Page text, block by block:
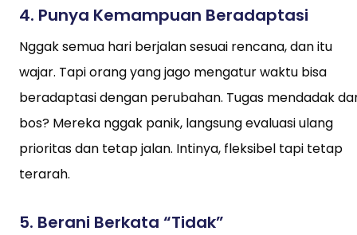
4. Punya Kemampuan Beradaptasi
Nggak semua hari berjalan sesuai rencana, dan itu
wajar. Tapi orang yang jago mengatur waktu bisa
beradaptasi dengan perubahan. Tugas mendadak
bos? Mereka nggak panik, langsung evaluasi ulang
prioritas dan tetap jalan. Intinya, fleksibel tapi tetap
terarah.
5. Berani Berkata “Tidak”